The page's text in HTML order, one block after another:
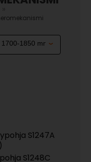
S1247A
S1248C